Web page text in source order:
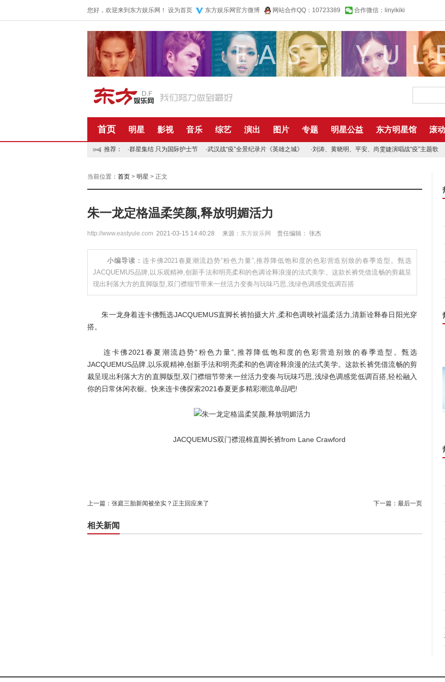
您好，欢迎来到东方娱乐网！ 设为首页 东方娱乐网官方微博 网站合作QQ：10723389 合作微信：linyikiki
首页 明星 影视 音乐 综艺 演出 图片 专题 明星公益 东方明星馆 滚
推荐： ·群星集结 只为国际护士节 ·武汉战“疫”全景纪录片《英雄之城》 ·刘涛、黄晓明、平安、尚雯婕演唱战“疫”主题歌
当前位置： 首页 > 明星 > 正文
朱一龙定格温柔笑颜,释放明媚活力
http://www.eastyule.com 2021-03-15 14:40:28 来源： 东方娱乐网 责任编辑： 张杰
小编导读： 连卡佛2021春夏潮流趋势“粉色力量”,推荐降低饱和度的色彩营造别致的春季造型。甄选
JACQUEMUS品牌,以乐观精神,创新手法和明亮柔和的色调诠释浪漫的法式美学。这款长裤凭借流畅的剪裁呈
现出利落大方的直脚版型,双门襟细节带来一丝活力变奏与玩味巧思,浅绿色调感觉低调百搭
朱一龙身着连卡佛甄选JACQUEMUS直脚长裤拍摄大片,柔和色调映衬温柔活力,清新诠释春日阳光穿
搭。
连卡佛2021春夏潮流趋势“粉色力量”,推荐降低饱和度的色彩营造别致的春季造型。甄选
JACQUEMUS品牌,以乐观精神,创新手法和明亮柔和的色调诠释浪漫的法式美学。这款长裤凭借流畅的剪
裁呈现出利落大方的直脚版型,双门襟细节带来一丝活力变奏与玩味巧思,浅绿色调感觉低调百搭,轻松融入
你的日常休闲衣橱。快来连卡佛探索2021春夏更多精彩潮流单品吧!
JACQUEMUS双门襟混棉直脚长裤from Lane Crawford
上一篇： 张庭三胎新闻被坐实？正主回应来了 下一篇： 最后一页
相关新闻